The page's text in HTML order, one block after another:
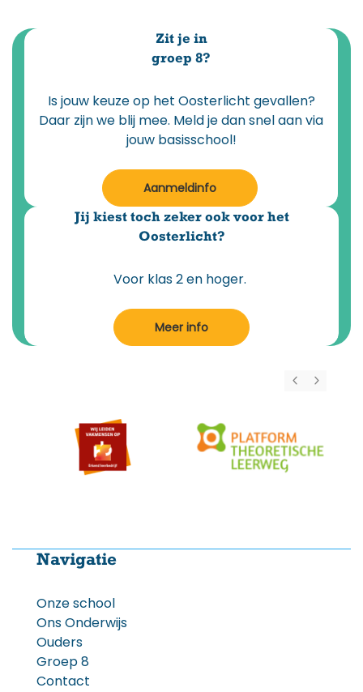
Zit je in
groep 8?
Is jouw keuze op het Oosterlicht gevallen?
Daar zijn we blij mee. Meld je dan snel aan via
jouw basisschool!
Aanmeldinfo
Jij kiest toch zeker ook voor het
Oosterlicht?
Voor klas 2 en hoger.
Meer info
Navigatie
Onze school
Ons Onderwijs
Ouders
Groep 8
Contact